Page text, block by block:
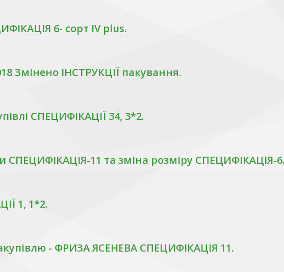
6- сорт IV plus.
Змінено ІНСТРУКЦІЇ пакування.
СПЕЦИФІКАЦІЇ 34, 3*2.
СПЕЦИФІКАЦІЯ-11 та зміна розміру СПЕЦИФІКАЦІЯ-
1, 1*2.
- ФРИЗА ЯСЕНЕВА СПЕЦИФІКАЦІЯ 11.